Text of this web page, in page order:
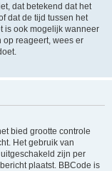
dat betekend dat het
dat de tijd tussen het
is ook mogelijk wanneer
reageert, wees er
bied grootte controle
Het gebruik van
zijn per
plaatst. BBCode is